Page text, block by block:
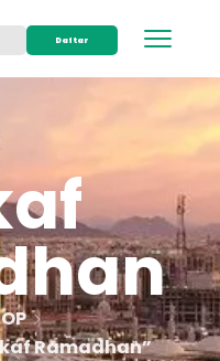
Daftar
Ramadhan”